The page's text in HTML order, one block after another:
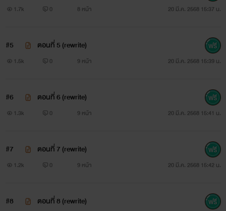
1.7k 0 8 หน้า 20 มี.ค. 2568 15:37 น.
#5 ตอนที่ 5 (rewrite)
1.5k 0 9 หน้า 20 มี.ค. 2568 15:39 น.
#6 ตอนที่ 6 (rewrite)
1.3k 0 9 หน้า 20 มี.ค. 2568 15:41 น.
#7 ตอนที่ 7 (rewrite)
1.2k 0 9 หน้า 20 มี.ค. 2568 15:42 น.
#8 ตอนที่ 8 (rewrite)